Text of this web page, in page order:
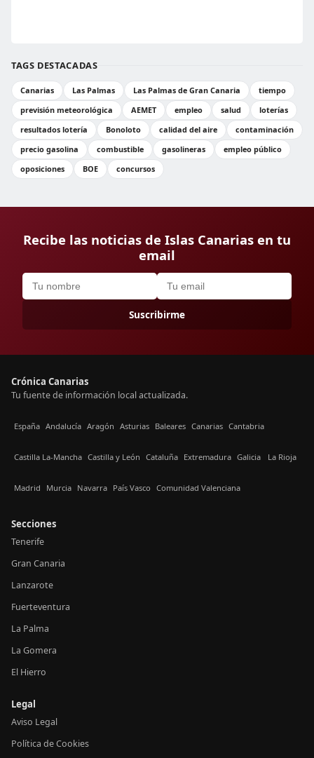
TAGS DESTACADAS
Canarias Las Palmas Las Palmas de Gran Canaria
tiempo
previsión meteorológica
AEMET empleo salud
loterías
resultados lotería
Bonoloto calidad del aire
contaminación
precio gasolina
combustible gasolineras
empleo público
oposiciones
BOE concursos
Recibe las noticias de Islas Canarias en tu
email
Suscribirme
Crónica Canarias
Tu fuente de información local actualizada.
España Andalucía Aragón Asturias Baleares Canarias Cantabria
Castilla La-Mancha Castilla y León Cataluña Extremadura Galicia La Rioja
Madrid Murcia Navarra País Vasco Comunidad Valenciana
Secciones
Tenerife
Gran Canaria
Lanzarote
Fuerteventura
La Palma
La Gomera
El Hierro
Legal
Aviso Legal
Política de Cookies